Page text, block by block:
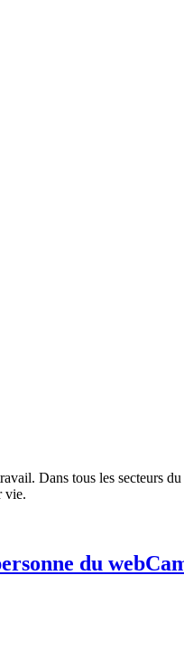
Dans tous les secteurs
vie.
du